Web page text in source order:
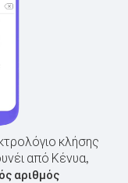
κλήσης
από Κένυα,
αριθμός